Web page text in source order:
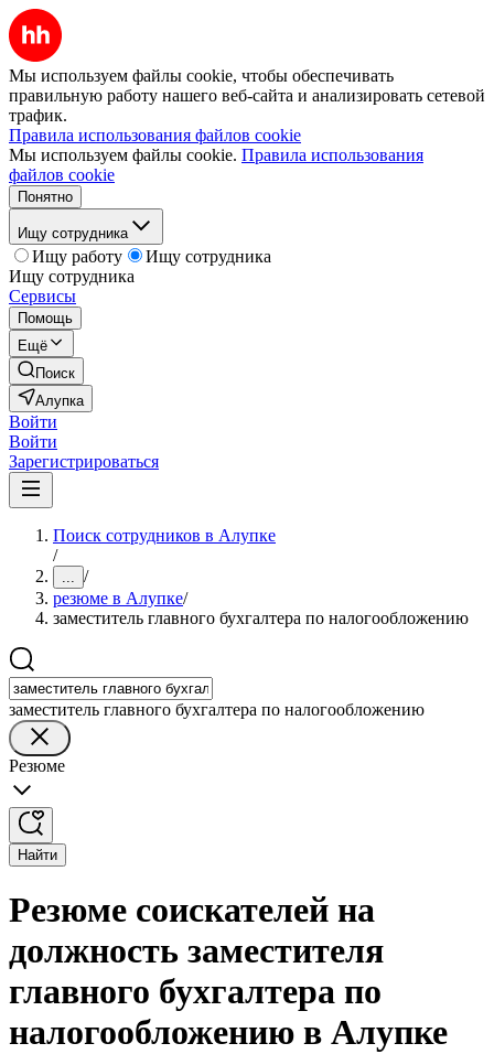
Мы используем файлы cookie, чтобы обеспечивать
правильную работу нашего веб-сайта и анализировать сетевой
трафик.
Правила использования файлов cookie
Мы используем файлы cookie. Правила использования
файлов cookie
Понятно
Ищу сотрудника
Ищу работу
Ищу сотрудника
Ищу сотрудника
Сервисы
Помощь
Ещё
Поиск
Алупка
Войти
Войти
Зарегистрироваться
Поиск сотрудников в Алупке
/
... /
резюме в Алупке/
заместитель главного бухгалтера по налогообложению
заместитель главного бухгалтера по налогообложению
Резюме
Найти
Резюме соискателей на
должность заместителя
главного бухгалтера по
налогообложению в Алупке